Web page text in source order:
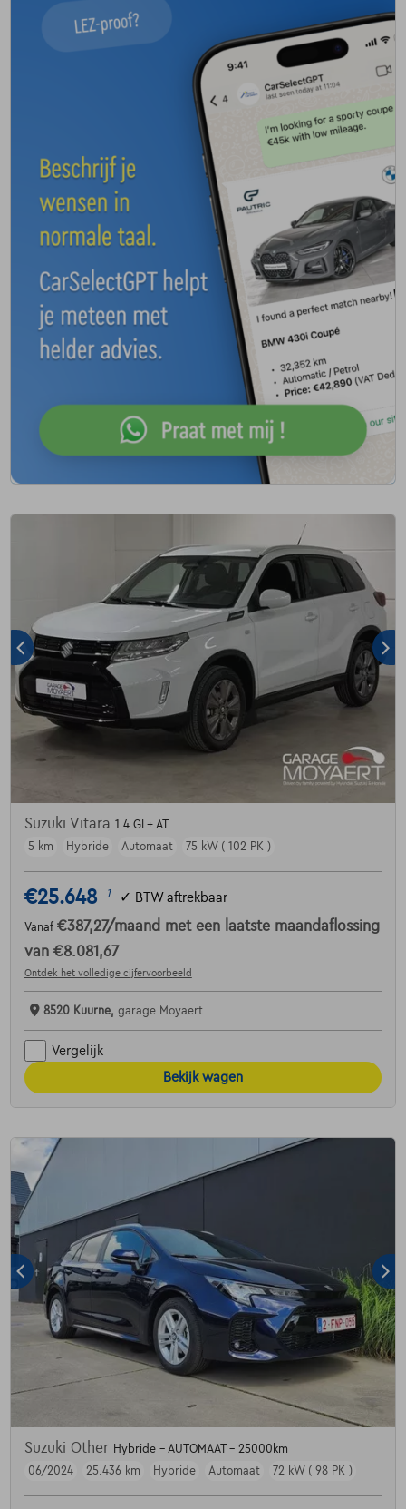
Suzuki Vitara 1.4 GL+ AT
5 km
Hybride Automaat 75 kW ( 102 PK )
€25.648 1 ✓ BTW aftrekbaar
Vanaf €387,27/maand met een laatste maandaflossing
van €8.081,67
Ontdek het volledige cijfervoorbeeld
8520 Kuurne, garage Moyaert
Vergelijk
Bekijk wagen
Suzuki Other Hybride - AUTOMAAT - 25000km
06/2024
25.436 km Hybride Automaat 72 kW ( 98 PK )